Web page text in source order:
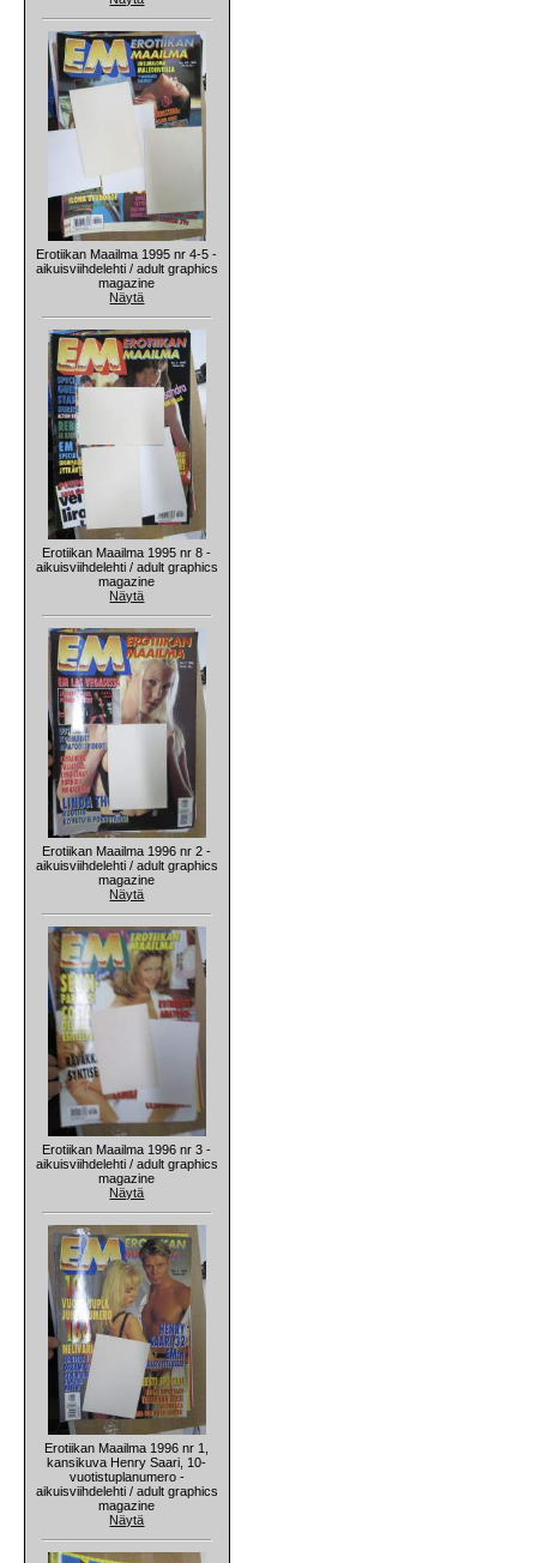
Erotiikan Maailma 1995 nr 4-5 -
aikuisviihdelehti / adult graphics
magazine
Näytä
Erotiikan Maailma 1995 nr 8 -
aikuisviihdelehti / adult graphics
magazine
Näytä
Erotiikan Maailma 1996 nr 2 -
aikuisviihdelehti / adult graphics
magazine
Näytä
Erotiikan Maailma 1996 nr 3 -
aikuisviihdelehti / adult graphics
magazine
Näytä
Erotiikan Maailma 1996 nr 1,
kansikuva Henry Saari, 10-
vuotistuplanumero -
aikuisviihdelehti / adult graphics
magazine
Näytä